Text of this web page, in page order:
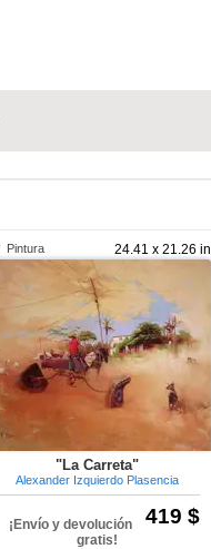
24.41 x 21.26 in
Pintura
"La Carreta"
Alexander Izquierdo Plasencia
419 $
¡Envío y devolución
gratis!